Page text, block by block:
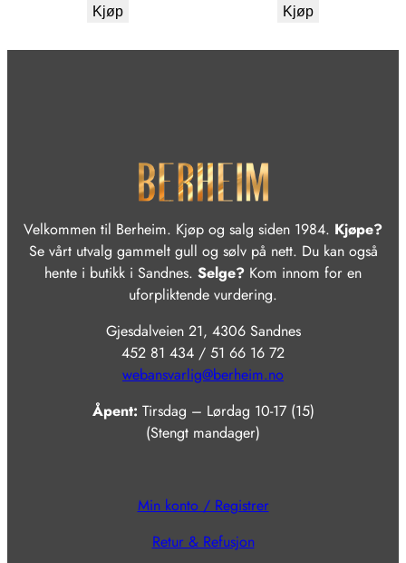
Kjøp Kjøp
Velkommen til Berheim. Kjøp og salg siden 1984. Kjøpe?
Se vårt utvalg gammelt gull og sølv på nett. Du kan også
hente i butikk i Sandnes. Selge? Kom innom for en
uforpliktende vurdering.
Gjesdalveien 21, 4306 Sandnes
452 81 434 / 51 66 16 72
webansvarlig@berheim.no
Åpent: Tirsdag – Lørdag 10-17 (15)
(Stengt mandager)
Min konto / Registrer
Retur & Refusjon